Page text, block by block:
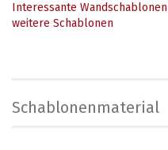
Interessante Wandschablonen
weitere Schablonen
Schablonenmaterial